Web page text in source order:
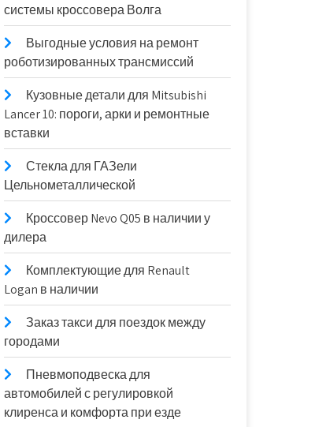
системы кроссовера Волга
Выгодные условия на ремонт
роботизированных трансмиссий
Кузовные детали для Mitsubishi
Lancer 10: пороги, арки и ремонтные
вставки
Стекла для ГАЗели
Цельнометаллической
Кроссовер Nevo Q05 в наличии у
дилера
Комплектующие для Renault
Logan в наличии
Заказ такси для поездок между
городами
Пневмоподвеска для
автомобилей с регулировкой
клиренса и комфорта при езде